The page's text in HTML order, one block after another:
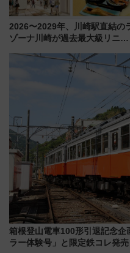
2026〜2029年、川崎駅直結の
ゾーナ川崎が過去最大級リニュ
「いつから何が変わるか」徹底
箱根登山電車100形引退記念
ラー体験号」と限定鉄コレ発売